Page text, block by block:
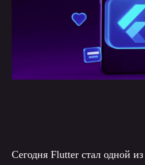
Сегодня Flutter стал одной